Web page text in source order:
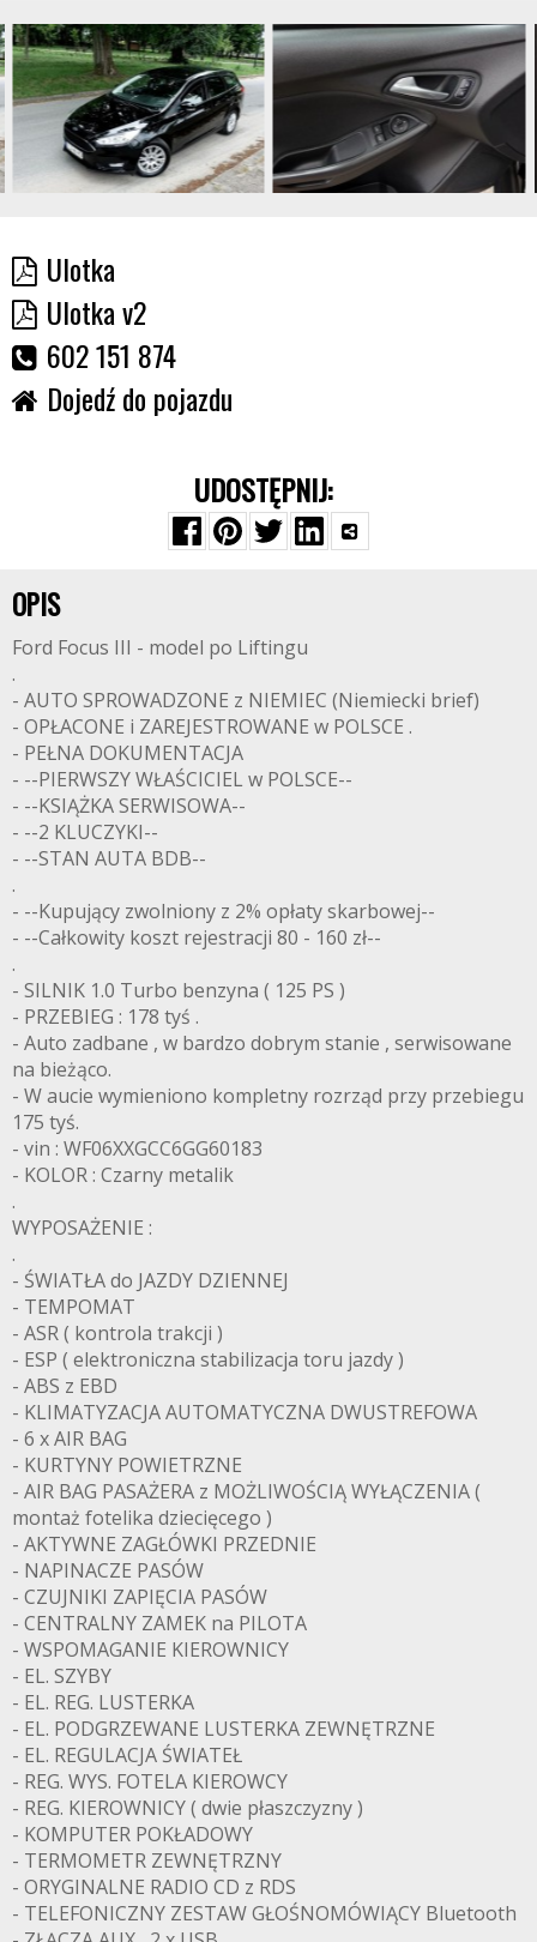
Ulotka
Ulotka v2
602 151 874
Dojedź do pojazdu
UDOSTĘPNIJ:
OPIS
Ford Focus III - model po Liftingu
.
- AUTO SPROWADZONE z NIEMIEC (Niemiecki brief)
- OPŁACONE i ZAREJESTROWANE w POLSCE .
- PEŁNA DOKUMENTACJA
- --PIERWSZY WŁAŚCICIEL w POLSCE--
- --KSIĄŻKA SERWISOWA--
- --2 KLUCZYKI--
- --STAN AUTA BDB--
.
- --Kupujący zwolniony z 2% opłaty skarbowej--
- --Całkowity koszt rejestracji 80 - 160 zł--
.
- SILNIK 1.0 Turbo benzyna ( 125 PS )
- PRZEBIEG : 178 tyś .
- Auto zadbane , w bardzo dobrym stanie , serwisowane
na bieżąco.
- W aucie wymieniono kompletny rozrząd przy przebiegu
175 tyś.
- vin : WF06XXGCC6GG60183
- KOLOR : Czarny metalik
.
WYPOSAŻENIE :
.
- ŚWIATŁA do JAZDY DZIENNEJ
- TEMPOMAT
- ASR ( kontrola trakcji )
- ESP ( elektroniczna stabilizacja toru jazdy )
- ABS z EBD
- KLIMATYZACJA AUTOMATYCZNA DWUSTREFOWA
- 6 x AIR BAG
- KURTYNY POWIETRZNE
- AIR BAG PASAŻERA z MOŻLIWOŚCIĄ WYŁĄCZENIA (
montaż fotelika dziecięcego )
- AKTYWNE ZAGŁÓWKI PRZEDNIE
- NAPINACZE PASÓW
- CZUJNIKI ZAPIĘCIA PASÓW
- CENTRALNY ZAMEK na PILOTA
- WSPOMAGANIE KIEROWNICY
- EL. SZYBY
- EL. REG. LUSTERKA
- EL. PODGRZEWANE LUSTERKA ZEWNĘTRZNE
- EL. REGULACJA ŚWIATEŁ
- REG. WYS. FOTELA KIEROWCY
- REG. KIEROWNICY ( dwie płaszczyzny )
- KOMPUTER POKŁADOWY
- TERMOMETR ZEWNĘTRZNY
- ORYGINALNE RADIO CD z RDS
- TELEFONICZNY ZESTAW GŁOŚNOMÓWIĄCY Bluetooth